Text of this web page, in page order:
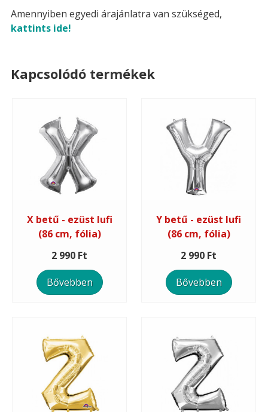
Amennyiben egyedi árajánlatra van szükséged,
kattints ide!
Kapcsolódó termékek
X betű - ezüst lufi
(86 cm, fólia)
2 990 Ft
Bővebben
Y betű - ezüst lufi
(86 cm, fólia)
2 990 Ft
Bővebben